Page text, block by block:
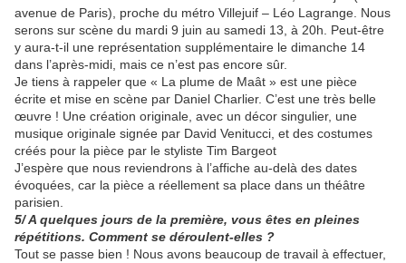
avenue de Paris), proche du métro Villejuif – Léo Lagrange. Nous
serons sur scène du mardi 9 juin au samedi 13, à 20h. Peut-être
y aura-t-il une représentation supplémentaire le dimanche 14
dans l’après-midi, mais ce n’est pas encore sûr.
Je tiens à rappeler que « La plume de Maât » est une pièce
écrite et mise en scène par Daniel Charlier. C’est une très belle
œuvre ! Une création originale, avec un décor singulier, une
musique originale signée par David Venitucci, et des costumes
créés pour la pièce par le styliste Tim Bargeot
J’espère que nous reviendrons à l’affiche au-delà des dates
évoquées, car la pièce a réellement sa place dans un théâtre
parisien.
5/ A quelques jours de la première, vous êtes en pleines
répétitions. Comment se déroulent-elles ?
Tout se passe bien ! Nous avons beaucoup de travail à effectuer,